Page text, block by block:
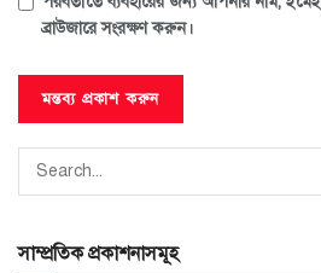
ব্রাউজারে সংরক্ষণ করুন।
সাম্প্রতিক প্রকাশনাসমূহ